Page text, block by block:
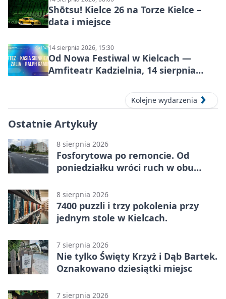
Shōtsu! Kielce 26 na Torze Kielce –
data i miejsce
14 sierpnia 2026, 15:30
Od Nowa Festiwal w Kielcach —
Amfiteatr Kadzielnia, 14 sierpnia
Kolejne wydarzenia
Ostatnie Artykuły
8 sierpnia 2026
Fosforytowa po remoncie. Od
poniedziałku wróci ruch w obu
8 sierpnia 2026
7400 puzzli i trzy pokolenia przy
jednym stole w Kielcach.
7 sierpnia 2026
Nie tylko Święty Krzyż i Dąb Bartek.
Oznakowano dziesiątki miejsc
7 sierpnia 2026